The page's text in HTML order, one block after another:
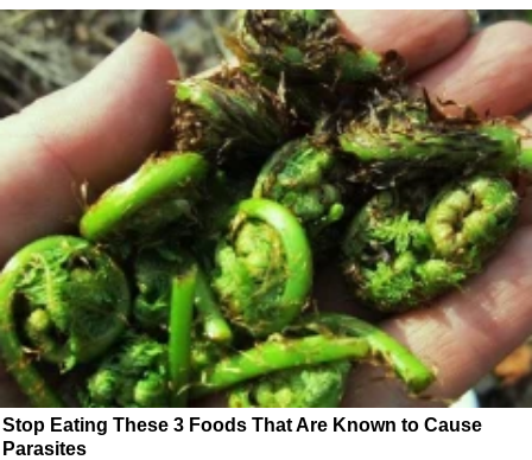
Stop Eating These 3 Foods That Are Known to Cause
Parasites